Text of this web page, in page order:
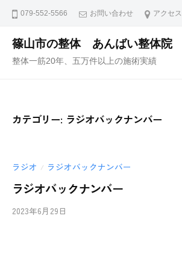
079-552-5566 お問い合わせ アクセス
篠山市の整体 あんばい整体院
整体一筋20年、五万件以上の施術実績
カテゴリー: ラジオバックナンバー
ラジオ / ラジオバックナンバー
ラジオバックナンバー
2023年6月29日